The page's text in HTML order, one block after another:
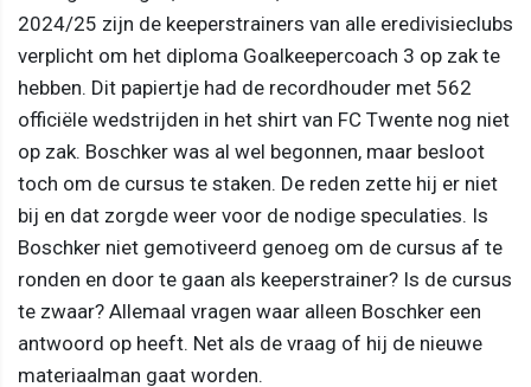
2024/25 zijn de keeperstrainers van alle eredivisieclubs
verplicht om het diploma Goalkeepercoach 3 op zak te
hebben. Dit papiertje had de recordhouder met 562
officiële wedstrijden in het shirt van FC Twente nog niet
op zak. Boschker was al wel begonnen, maar besloot
toch om de cursus te staken. De reden zette hij er niet
bij en dat zorgde weer voor de nodige speculaties. Is
Boschker niet gemotiveerd genoeg om de cursus af te
ronden en door te gaan als keeperstrainer? Is de cursus
te zwaar? Allemaal vragen waar alleen Boschker een
antwoord op heeft. Net als de vraag of hij de nieuwe
materiaalman gaat worden.